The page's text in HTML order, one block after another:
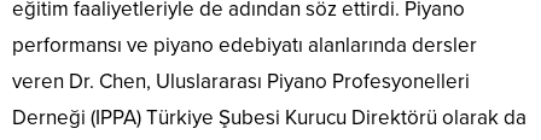
eğitim faaliyetleriyle de adından söz ettirdi. Piyano
performansı ve piyano edebiyatı alanlarında dersler
veren Dr. Chen, Uluslararası Piyano Profesyonelleri
Derneği (IPPA) Türkiye Şubesi Kurucu Direktörü olarak da